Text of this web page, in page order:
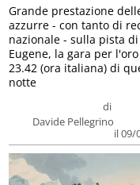
di
Davide Pellegrino
il 09/
Grande prestazione
azzurre - con tanto di
nazionale - sulla pista di
Eugene, la gara per
23.42 (ora italiana) di
notte